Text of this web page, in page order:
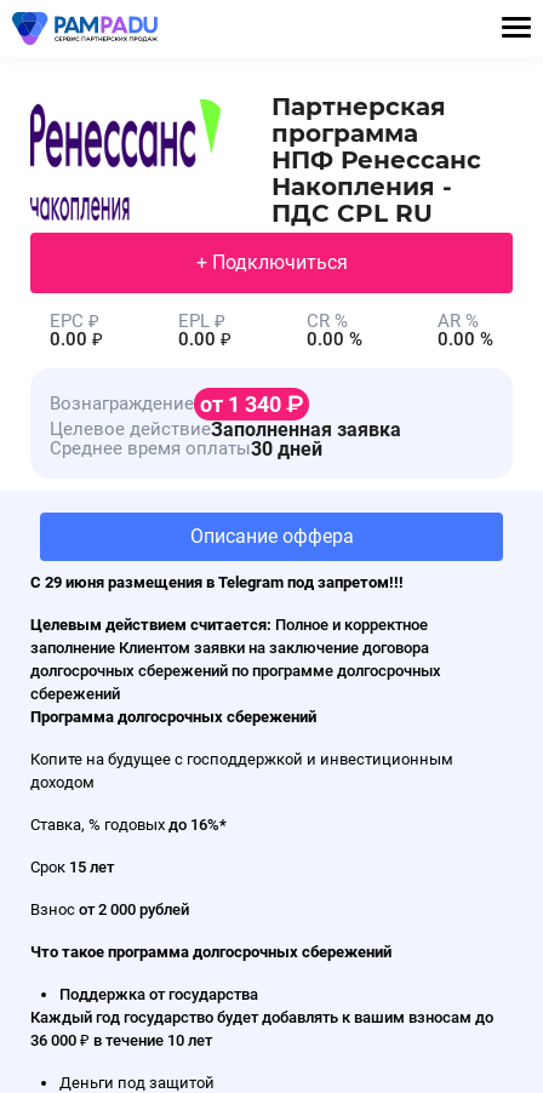
Партнерская
программа
НПФ Ренессанс
Накопления -
ПДС CPL RU
+ Подключиться
EPC ₽
0.00 ₽
EPL ₽
0.00 ₽
CR %
0.00 %
AR %
0.00 %
Вознаграждение от 1 340
Целевое действиеЗаполненная заявка
Среднее время оплаты30 дней
Описание оффера
С 29 июня размещения в Telegram под запретом!!!
Целевым действием считается: Полное и корректное
заполнение Клиентом заявки на заключение договора
долгосрочных сбережений по программе долгосрочных
сбережений
Программа долгосрочных сбережений
Копите на будущее с господдержкой и инвестиционным
доходом
Ставка, % годовых до 16%*
Срок 15 лет
Взнос от 2 000 рублей
Что такое программа долгосрочных сбережений
Поддержка от государства
Каждый год государство будет добавлять к вашим взносам до
36 000 ₽ в течение 10 лет
Деньги под защитой